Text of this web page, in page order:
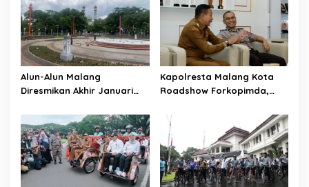
Alun-Alun Malang
Diresmikan Akhir Januari
Kapolresta Malang Kota
Roadshow Forkopimda,
Pemetaan Kamtibmas